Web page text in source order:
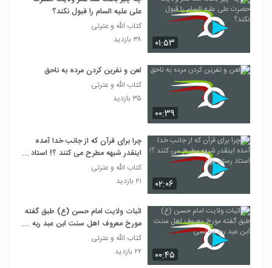
۰۱:۵۳
علی علیه السام را قبول نکند؟
کتاب الله و عترتی
۳۸ بازدید
۰۰:۳۹
لعن و نفرين کردن مرده به ناحق
کتاب الله و عترتی
۳۵ بازدید
۰۲:۰۶
چرا برای قرآن که از جانب خدا آمده
اینقدر شبهه مطرح می کنند ؟! استاد
رستم نژاد
کتاب الله و عترتی
۲۱ بازدید
۰۰:۴۵
اثبات ولایت امام حسن (ع) طبق گفته
مورخ معروف اهل سنت ابن عبد ربه
اندلسی
کتاب الله و عترتی
۲۲ بازدید